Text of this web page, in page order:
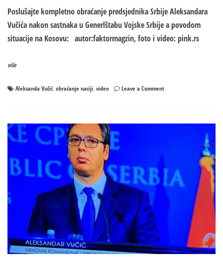
Poslušajte kompletno obraćanje predsjednika Srbije Aleksandara
Vučića nakon sastnaka u Generlštabu Vojske Srbije a povodom
situacije na Kosovu: autor:faktormagzin, foto i video: pink.rs
više
Aleksanda Vučić, obraćanje naciji, video Leave a Commenton